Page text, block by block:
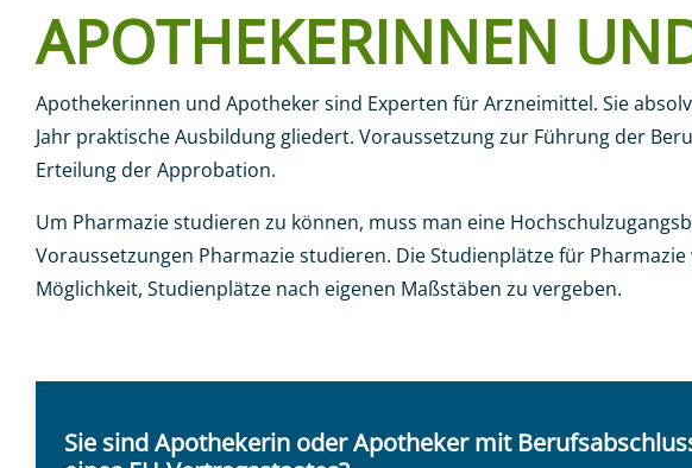
Sie sind hier:Startseite Mitglieder Ausbildung Apothekerin und
APOTHEKERINNEN
Apothekerinnen und Apotheker sind Experten für Arzneimittel. Sie
Jahr praktische Ausbildung gliedert. Voraussetzung zur Führung der
Erteilung der Approbation.
Um Pharmazie studieren zu können, muss man eine
Voraussetzungen Pharmazie studieren. Die Studienplätze für
Möglichkeit, Studienplätze nach eigenen Maßstäben zu vergeben.
Sie sind Apothekerin oder Apotheker mit